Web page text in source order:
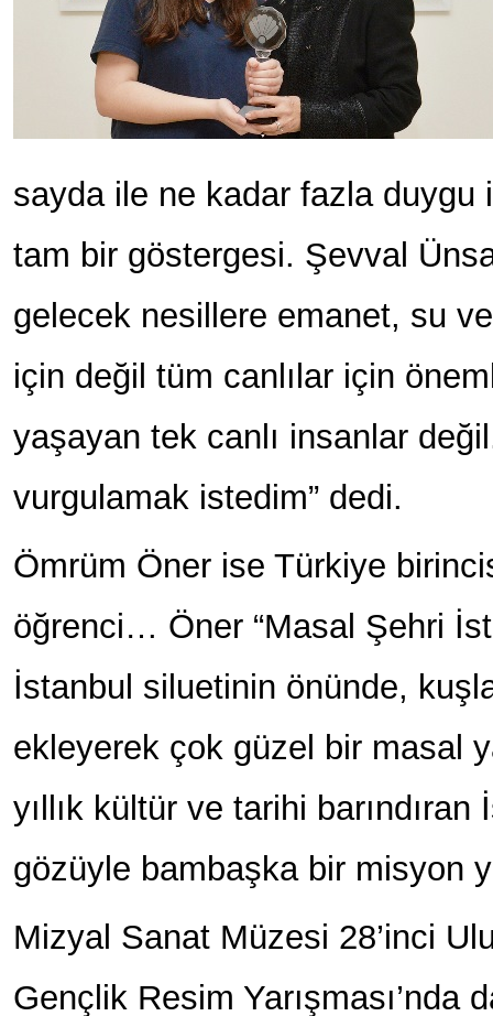
sayda ile ne kadar fazla duygu
tam bir göstergesi. Şevval
gelecek nesillere emanet, su
için değil tüm canlılar için
yaşayan tek canlı insanlar
vurgulamak istedim” dedi.
Ömrüm Öner ise Türkiye
öğrenci… Öner “Masal Şehri
İstanbul siluetinin önünde,
ekleyerek çok güzel bir masal
yıllık kültür ve tarihi barındıran
gözüyle bambaşka bir misyon
Mizyal Sanat Müzesi 28’inci
Gençlik Resim Yarışması’nda